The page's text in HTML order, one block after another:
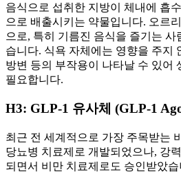
음식으로 섭취한 지방이 체내에 흡
으로 배출시키는 약물입니다. 오르
으로, 특히 기름진 음식을 즐기는 사
습니다. 식욕 자체에는 영향을 주지
방변 등의 부작용이 나타날 수 있어
필요합니다.
H3: GLP-1 유사체 (GLP-1
최근 전 세계적으로 가장 주목받는
당뇨병 치료제로 개발되었으나, 강
되면서 비만 치료제로도 승인받았